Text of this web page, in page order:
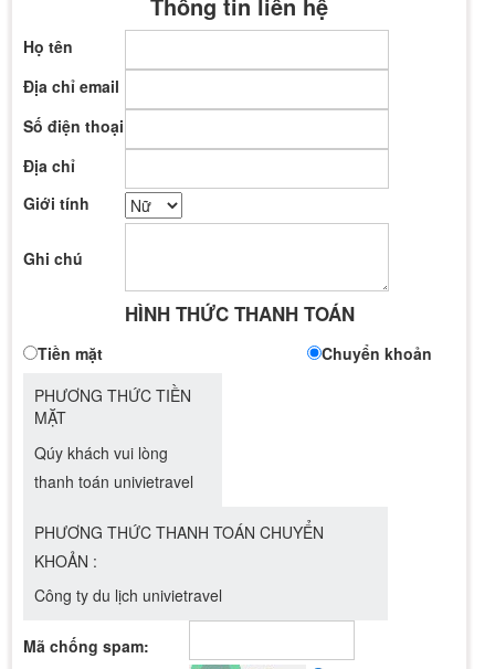
Họ tên
Địa chỉ email
Số điện thoại
Địa chỉ
Giới tính
Ghi chú
HÌNH THỨC THANH TOÁN
Tiền mặt
Chuyển khoản
PHƯƠNG THỨC TIỀN
MẶT
Qúy khách vui lòng
thanh toán univietravel
PHƯƠNG THỨC THANH TOÁN CHUYỂN
KHOẢN :
Công ty du lịch univietravel
Mã chống spam: